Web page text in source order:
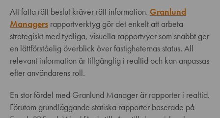
Att fatta rätt beslut kräver rätt information. Granlund
Managers rapportverktyg gör det enkelt att arbeta
strategiskt med tydliga, visuella rapportvyer som snabbt ger
en lättförståelig överblick över fastigheternas status. All
relevant information är tillgänglig i realtid och kan anpassas
efter användarens roll.
En stor fördel med Granlund Manager är rapporter i realtid.
Förutom grundläggande statiska rapporter baserade på